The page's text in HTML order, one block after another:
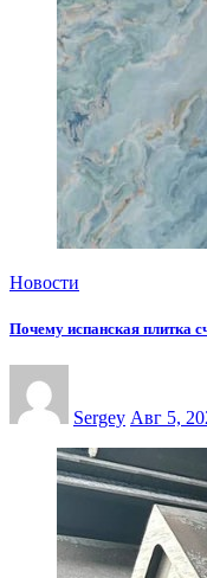
Новости
Почему испанская плитка
Sergey Авг 5,